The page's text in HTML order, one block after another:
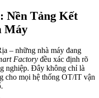
Nền Tảng Kết
Máy
– những nhà máy đang
Factory đều xác định rõ
nghiệp. Đây không chỉ là
cho mọi hệ thống OT/IT vận